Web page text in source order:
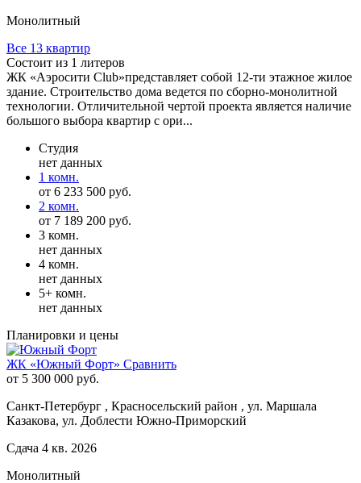
Монолитный
Все 13 квартир
Состоит из 1 литеров
ЖК «Аэросити Club»представляет собой 12-ти этажное жилое
здание. Строительство дома ведется по сборно-монолитной
технологии. Отличительной чертой проекта является наличие
большого выбора квартир с ори...
Студия
нет данных
1 комн.
от 6 233 500 руб.
2 комн.
от 7 189 200 руб.
3 комн.
нет данных
4 комн.
нет данных
5+ комн.
нет данных
Планировки и цены
ЖК «Южный Форт» Сравнить
от 5 300 000 руб.
Санкт-Петербург , Красносельский район , ул. Маршала
Казакова, ул. Доблести Южно-Приморский
Сдача 4 кв. 2026
Монолитный